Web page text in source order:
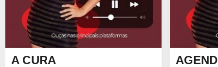
SINGLE
A CURA
SINGLE